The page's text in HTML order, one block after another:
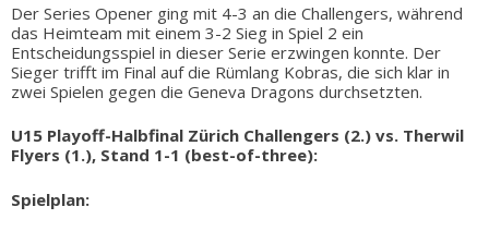
Der Series Opener ging mit 4-3 an die Challengers, während
das Heimteam mit einem 3-2 Sieg in Spiel 2 ein
Entscheidungsspiel in dieser Serie erzwingen konnte. Der
Sieger trifft im Final auf die Rümlang Kobras, die sich klar in
zwei Spielen gegen die Geneva Dragons durchsetzten.
U15 Playoff-Halbfinal Zürich Challengers (2.) vs. Therwil
Flyers (1.), Stand 1-1 (best-of-three):
Spielplan: